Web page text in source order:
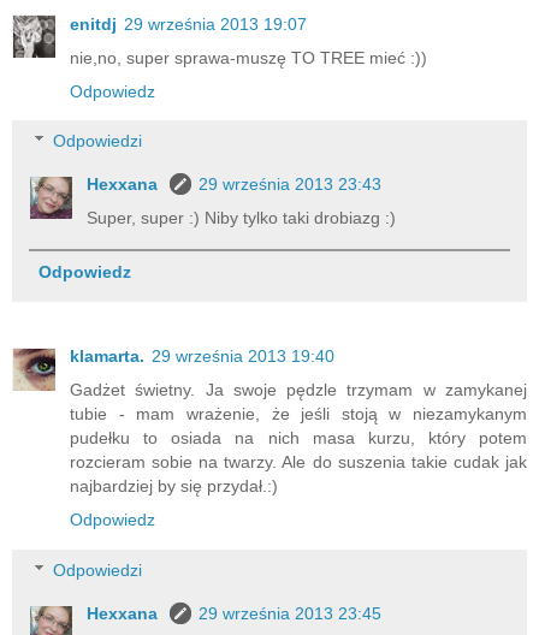
enitdj 29 września 2013 19:07
nie,no, super sprawa-muszę TO TREE mieć :))
Odpowiedz
Odpowiedzi
Hexxana
29 września 2013 23:43
Super, super :) Niby tylko taki drobiazg :)
Odpowiedz
klamarta. 29 września 2013 19:40
Gadżet świetny. Ja swoje pędzle trzymam w zamykanej
tubie - mam wrażenie, że jeśli stoją w niezamykanym
pudełku to osiada na nich masa kurzu, który potem
rozcieram sobie na twarzy. Ale do suszenia takie cudak jak
najbardziej by się przydał.:)
Odpowiedz
Odpowiedzi
Hexxana
29 września 2013 23:45